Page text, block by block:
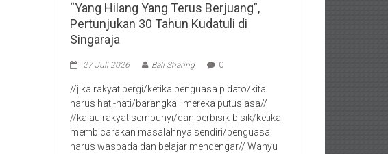
“Yang Hilang Yang Terus Berjuang”,
Pertunjukan 30 Tahun Kudatuli di
Singaraja
27 Juli 2026 Bali Sharing 0
//jika rakyat pergi/ketika penguasa pidato/kita
harus hati-hati/barangkali mereka putus asa//
//kalau rakyat sembunyi/dan berbisik-bisik/ketika
membicarakan masalahnya sendiri/penguasa
harus waspada dan belajar mendengar// Wahyu